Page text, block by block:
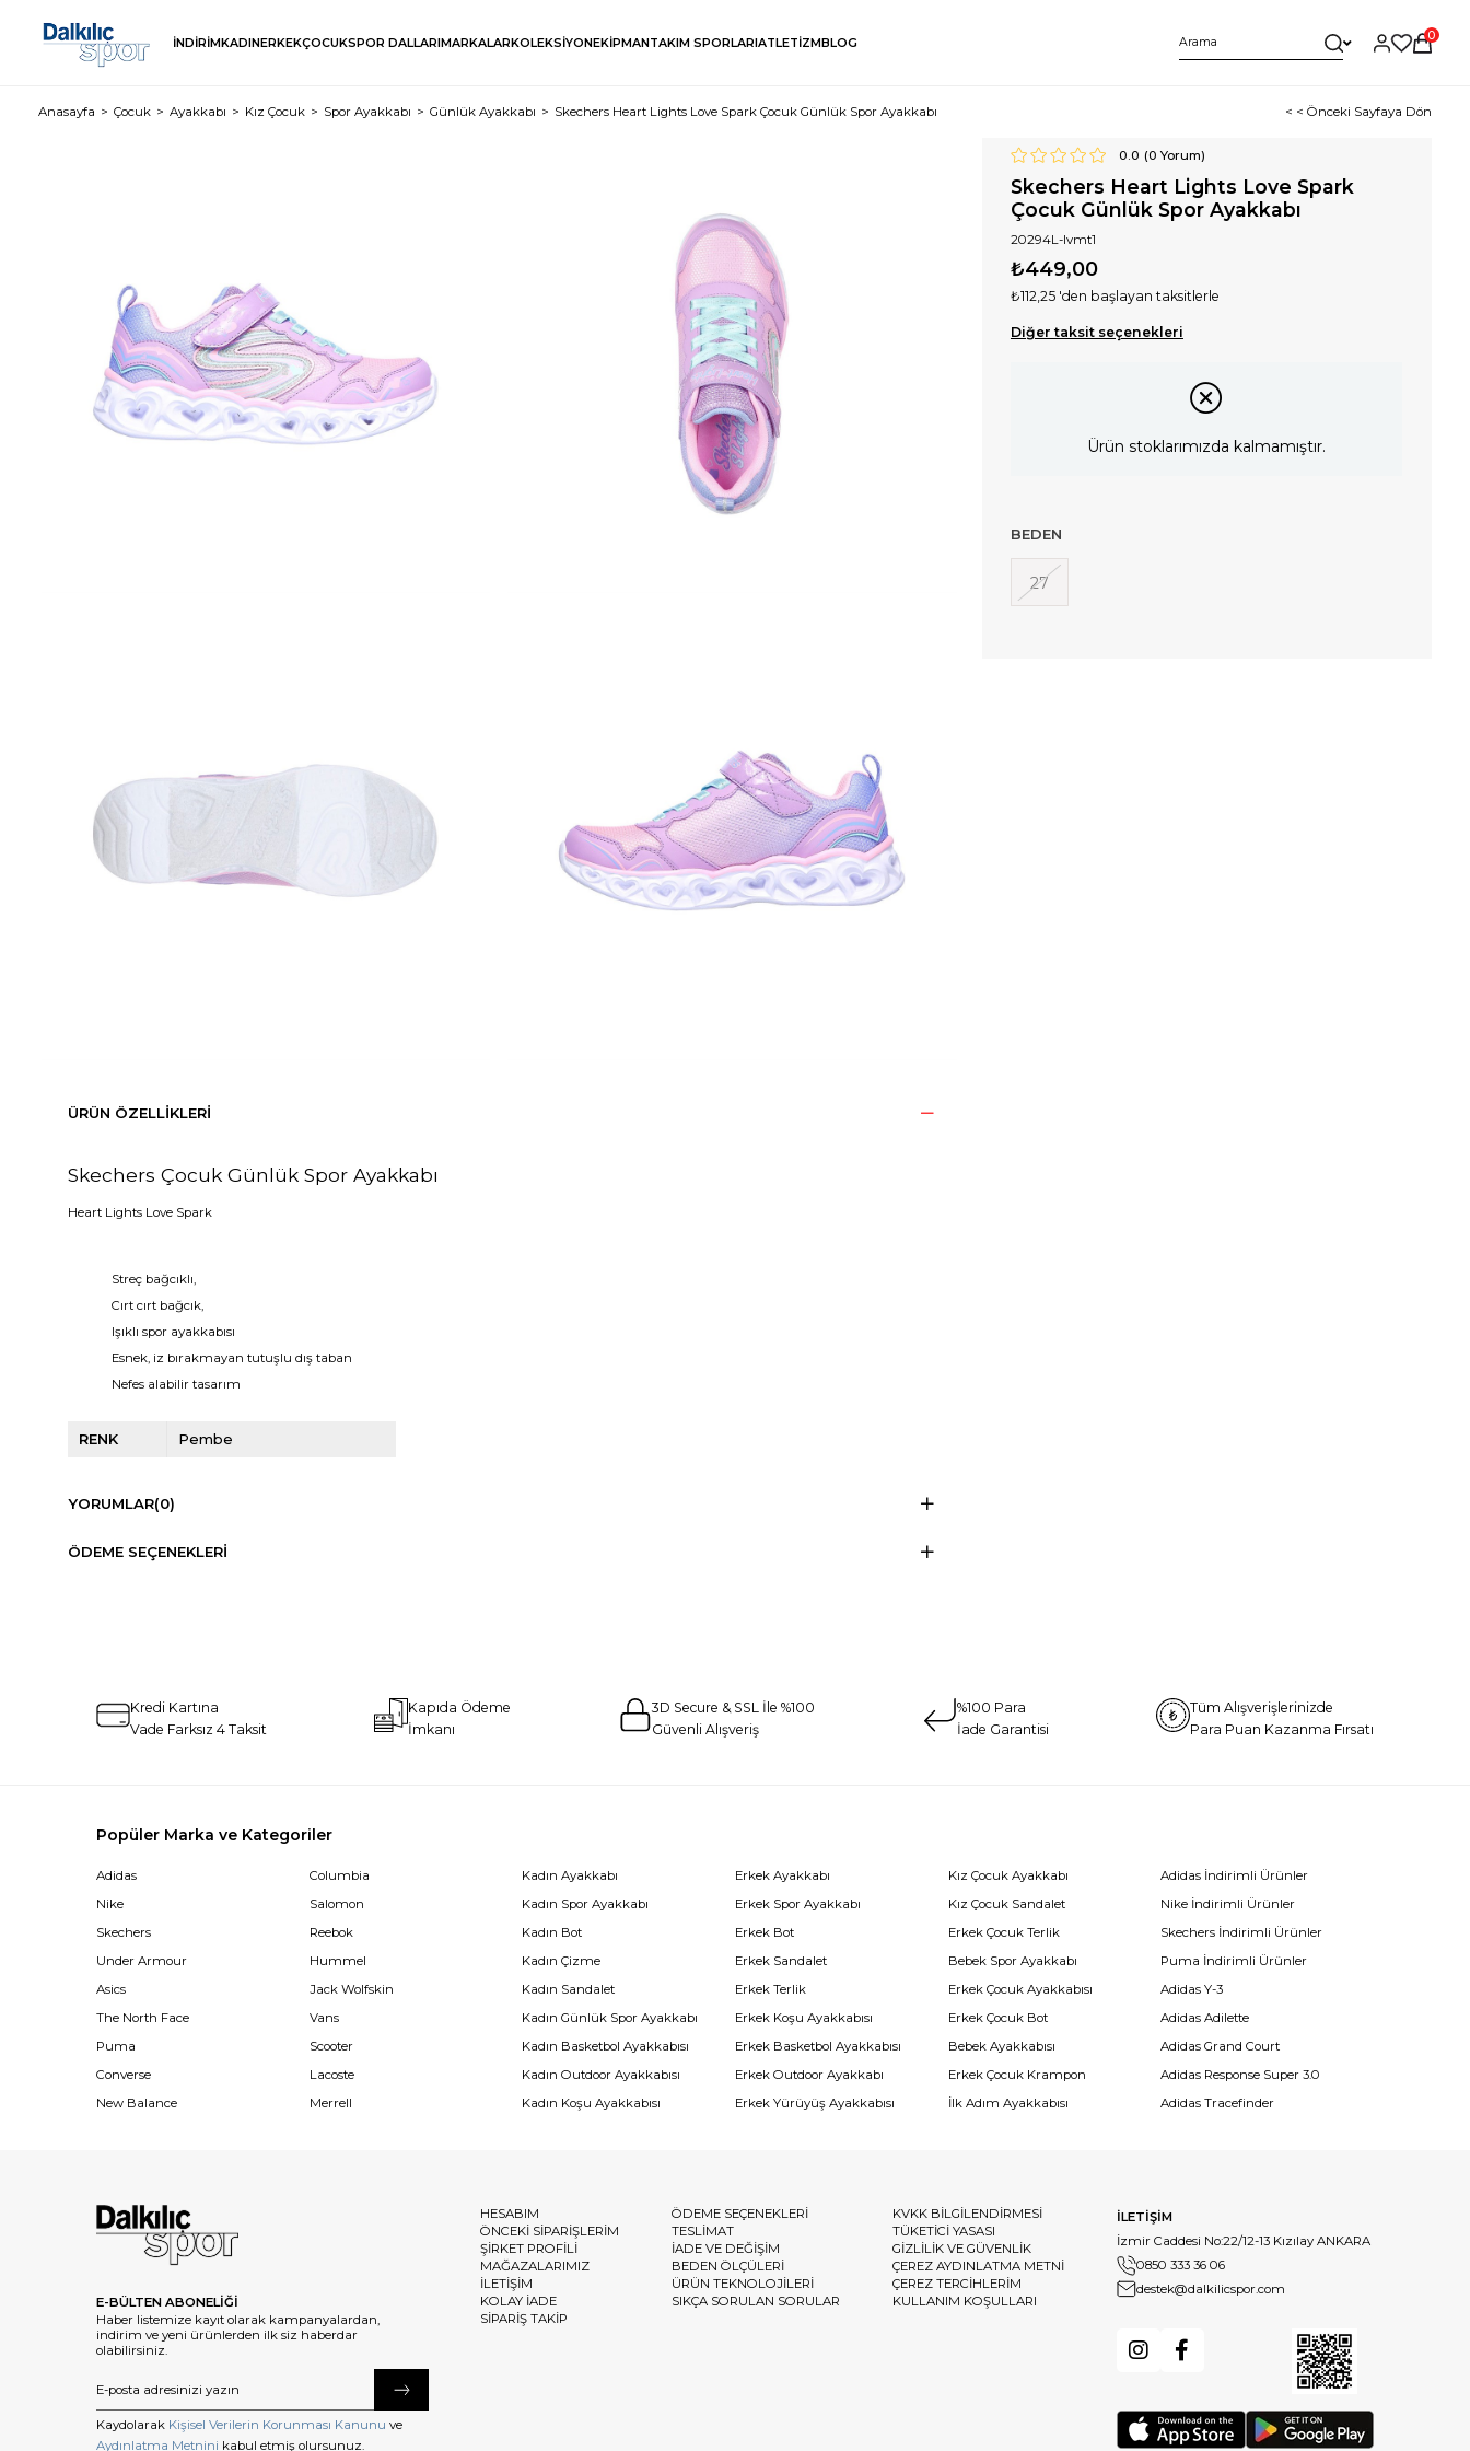
İNDİRİMKADINERKEKÇOCUKSPOR DALLARIMARKALARKOLEKSİYONEKİPMANTAKIM SPORLARIATLETİZMBLOG
0
Anasayfa Çocuk Ayakkabı Kız Çocuk Spor Ayakkabı Günlük Ayakkabı Skechers Heart Lights Love Spark Çocuk Günlük Spor Ayakkabı < < Önceki Sayfaya Dön
0.0 (0 Yorum)
Skechers Heart Lights Love Spark
Çocuk Günlük Spor Ayakkabı
20294L-lvmt1
₺449,00
₺112,25 'den başlayan taksitlerle
Diğer taksit seçenekleri
Ürün stoklarımızda kalmamıştır.
BEDEN
27
ÜRÜN ÖZELLIKLERI
Skechers Çocuk Günlük Spor Ayakkabı
Heart Lights Love Spark
Streç bağcıklı,
Cırt cırt bağcık,
Işıklı spor ayakkabısı
Esnek, iz bırakmayan tutuşlu dış taban
Nefes alabilir tasarım
RENK Pembe
YORUMLAR(0)
ÖDEME SEÇENEKLERI
Kredi Kartına
Vade Farksız 4 Taksit
Kapıda Ödeme
İmkanı
3D Secure & SSL İle %100
Güvenli Alışveriş
%100 Para
İade Garantisi
Tüm Alışverişlerinizde
Para Puan Kazanma Fırsatı
Popüler Marka ve Kategoriler
Adidas
Nike
Skechers
Under Armour
Asics
The North Face
Puma
Converse
New Balance
Columbia
Salomon
Reebok
Hummel
Jack Wolfskin
Vans
Scooter
Lacoste
Merrell
Kadın Ayakkabı
Kadın Spor Ayakkabı
Kadın Bot
Kadın Çizme
Kadın Sandalet
Kadın Günlük Spor Ayakkabı
Kadın Basketbol Ayakkabısı
Kadın Outdoor Ayakkabısı
Kadın Koşu Ayakkabısı
Erkek Ayakkabı
Erkek Spor Ayakkabı
Erkek Bot
Erkek Sandalet
Erkek Terlik
Erkek Koşu Ayakkabısı
Erkek Basketbol Ayakkabısı
Erkek Outdoor Ayakkabı
Erkek Yürüyüş Ayakkabısı
Kız Çocuk Ayakkabı
Kız Çocuk Sandalet
Erkek Çocuk Terlik
Bebek Spor Ayakkabı
Erkek Çocuk Ayakkabısı
Erkek Çocuk Bot
Bebek Ayakkabısı
Erkek Çocuk Krampon
İlk Adım Ayakkabısı
Adidas İndirimli Ürünler
Nike İndirimli Ürünler
Skechers İndirimli Ürünler
Puma İndirimli Ürünler
Adidas Y-3
Adidas Adilette
Adidas Grand Court
Adidas Response Super 3.0
Adidas Tracefinder
E-BÜLTEN ABONELİĞİ
Haber listemize kayıt olarak kampanyalardan,
indirim ve yeni ürünlerden ilk siz haberdar
olabilirsiniz.
Kaydolarak Kişisel Verilerin Korunması Kanunu ve
Aydınlatma Metnini kabul etmiş olursunuz.
HESABIM
ÖNCEKİ SİPARİŞLERİM
ŞİRKET PROFİLİ
MAĞAZALARIMIZ
İLETİŞİM
KOLAY İADE
SİPARİŞ TAKİP
ÖDEME SEÇENEKLERİ
TESLİMAT
İADE VE DEĞİŞİM
BEDEN ÖLÇÜLERİ
ÜRÜN TEKNOLOJİLERİ
SIKÇA SORULAN SORULAR
KVKK BİLGİLENDİRMESİ
TÜKETİCİ YASASI
GİZLİLİK VE GÜVENLİK
ÇEREZ AYDINLATMA METNİ
ÇEREZ TERCİHLERİM
KULLANIM KOŞULLARI
İLETİŞİM
İzmir Caddesi No:22/12-13 Kızılay ANKARA
0850 333 36 06
destek@dalkilicspor.com